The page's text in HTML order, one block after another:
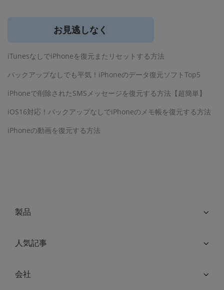
お見逃しなく
iTunesなしでiPhoneを復元またリセットする方法
バックアップなしでも平気！iPhoneのデータ復元ソフトTop5
iPhoneで削除されたSMSメッセージを復元する方法【超簡単】
iOS16対応！バックアップなしでiPhoneのメモ帳を復元する方法
iPhoneの動画を復元する方法
製品
人気記事
会社